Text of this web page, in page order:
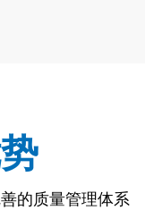
的质量管理体系